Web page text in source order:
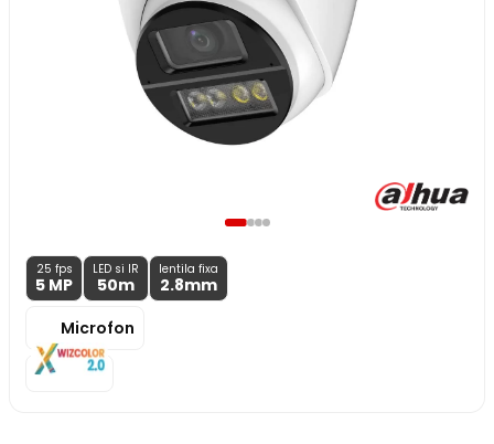
25 fps
5 MP
LED si IR
50m
lentila fixa
2.8mm
Microfon